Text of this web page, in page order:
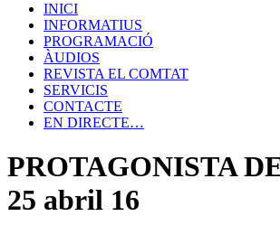
INICI
INFORMATIUS
PROGRAMACIÓ
ÀUDIOS
REVISTA EL COMTAT
SERVICIS
CONTACTE
EN DIRECTE…
PROTAGONISTA
25 abril 16